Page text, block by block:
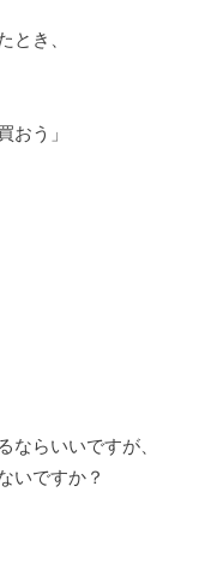
とき、
おう」
ならいいですが、
いですか？